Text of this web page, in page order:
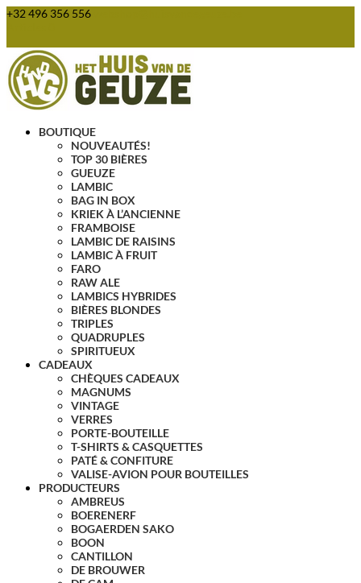
+32 496 356 556
BOUTIQUE
NOUVEAUTÉS!
TOP 30 BIÈRES
GUEUZE
LAMBIC
BAG IN BOX
KRIEK À L’ANCIENNE
FRAMBOISE
LAMBIC DE RAISINS
LAMBIC À FRUIT
FARO
RAW ALE
LAMBICS HYBRIDES
BIÈRES BLONDES
TRIPLES
QUADRUPLES
SPIRITUEUX
CADEAUX
CHÈQUES CADEAUX
MAGNUMS
VINTAGE
VERRES
PORTE-BOUTEILLE
T-SHIRTS & CASQUETTES
PATÉ & CONFITURE
VALISE-AVION POUR BOUTEILLES
PRODUCTEURS
AMBREUS
BOERENERF
BOGAERDEN SAKO
BOON
CANTILLON
DE BROUWER